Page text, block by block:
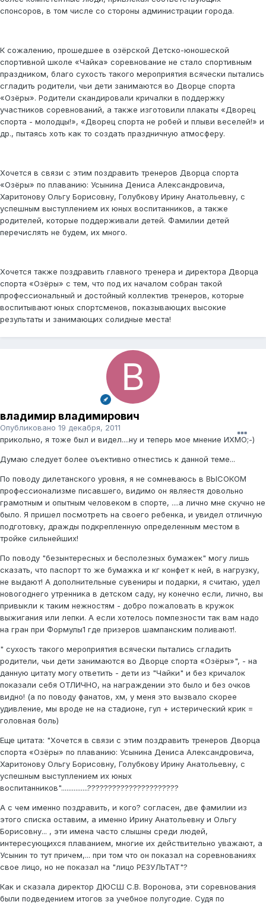
спонсоров, в том числе со стороны администрации города.
К сожалению, прошедшее в озёрской Детско-юношеской
спортивной школе «Чайка» соревнование не стало спортивным
праздником, благо сухость такого мероприятия всячески пытались
сгладить родители, чьи дети занимаются во Дворце спорта
«Озёры». Родители скандировали кричалки в поддержку
участников соревнований, а также изготовили плакаты «Дворец
спорта - молодцы!», «Дворец спорта не робей и плыви веселей!» и
др., пытаясь хоть как то создать праздничную атмосферу.
Хочется в связи с этим поздравить тренеров Дворца спорта
«Озёры» по плаванию: Усынина Дениса Александровича,
Харитонову Ольгу Борисовну, Голубкову Ирину Анатольевну, с
успешным выступлением их юных воспитанников, а также
родителей, которые поддерживали детей. Фамилии детей
перечислять не будем, их много.
Хочется также поздравить главного тренера и директора Дворца
спорта «Озёры» с тем, что под их началом собран такой
профессиональный и достойный коллектив тренеров, которые
воспитывают юных спортсменов, показывающих высокие
результаты и занимающих солидные места!
владимир владимирович
Опубликовано 19 декабря, 2011
прикольно, я тоже был и видел....ну и теперь мое мнение ИХМО;-)
Думаю следует более оъективно отнестись к данной теме...
По поводу дилетанского уровня, я не сомневаюсь в ВЫСОКОМ
профессионализме писавшего, видимо он являестя довольно
грамотным и опытным человеком в спорте, ....а лично мне скучно не
было. Я пришел посмотреть на своего ребенка, и увидел отличную
подготовку, дражды подкрепленную определенным местом в
тройке сильнейших!
По поводу "безынтересных и бесполезных бумажек" могу лишь
сказать, что паспорт то же бумажка и кг конфет к ней, в нагрузку,
не выдают! А дополнительные сувениры и подарки, я считаю, удел
новогоднего утренника в детском саду, ну конечно если, лично, вы
привыкли к таким нежностям - добро пожаловать в кружок
выжигания или лепки. А если хотелось помпезности так вам надо
на гран при Формулы1 где призеров шампанским поливают!.
" сухость такого мероприятия всячески пытались сгладить
родители, чьи дети занимаются во Дворце спорта «Озёры»", - на
данную цитату могу ответить - дети из "Чайки" и без кричалок
показали себя ОТЛИЧНО, на награждении это было и без очков
видно! (а по поводу фанатов, хм, у меня это вызвало скорее
удивление, мы вроде не на стадионе, гул + истерический крик =
головная боль)
Еще цитата: "Хочется в связи с этим поздравить тренеров Дворца
спорта «Озёры» по плаванию: Усынина Дениса Александровича,
Харитонову Ольгу Борисовну, Голубкову Ирину Анатольевну, с
успешным выступлением их юных
воспитанников"...............??????????????????????
А с чем именно поздравить, и кого? согласен, две фамилии из
этого списка оставим, а именно Ирину Анатольевну и Ольгу
Борисовну... , эти имена часто слышны среди людей,
интересующихся плаванием, многие их действительно уважают, а
Усынин то тут причем,... при том что он показал на соревнованиях
свое лицо, но не показал на "лицо РЕЗУЛЬТАТ"?
Как и сказала директор ДЮСШ С.В. Воронова, эти соревнования
были подведением итогов за учебное полугодие. Судя по